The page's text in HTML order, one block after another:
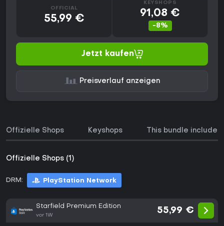
OFFICIAL
55,99 €
KEYSHOPS
91,08 €
-8%
Jetzt kaufen
Preisverlauf anzeigen
Offizielle Shops Keyshops This bundle includes
Offizielle Shops (1)
DRM: PlayStation Network
Starfield Premium Edition
vor 1W
55,99 €